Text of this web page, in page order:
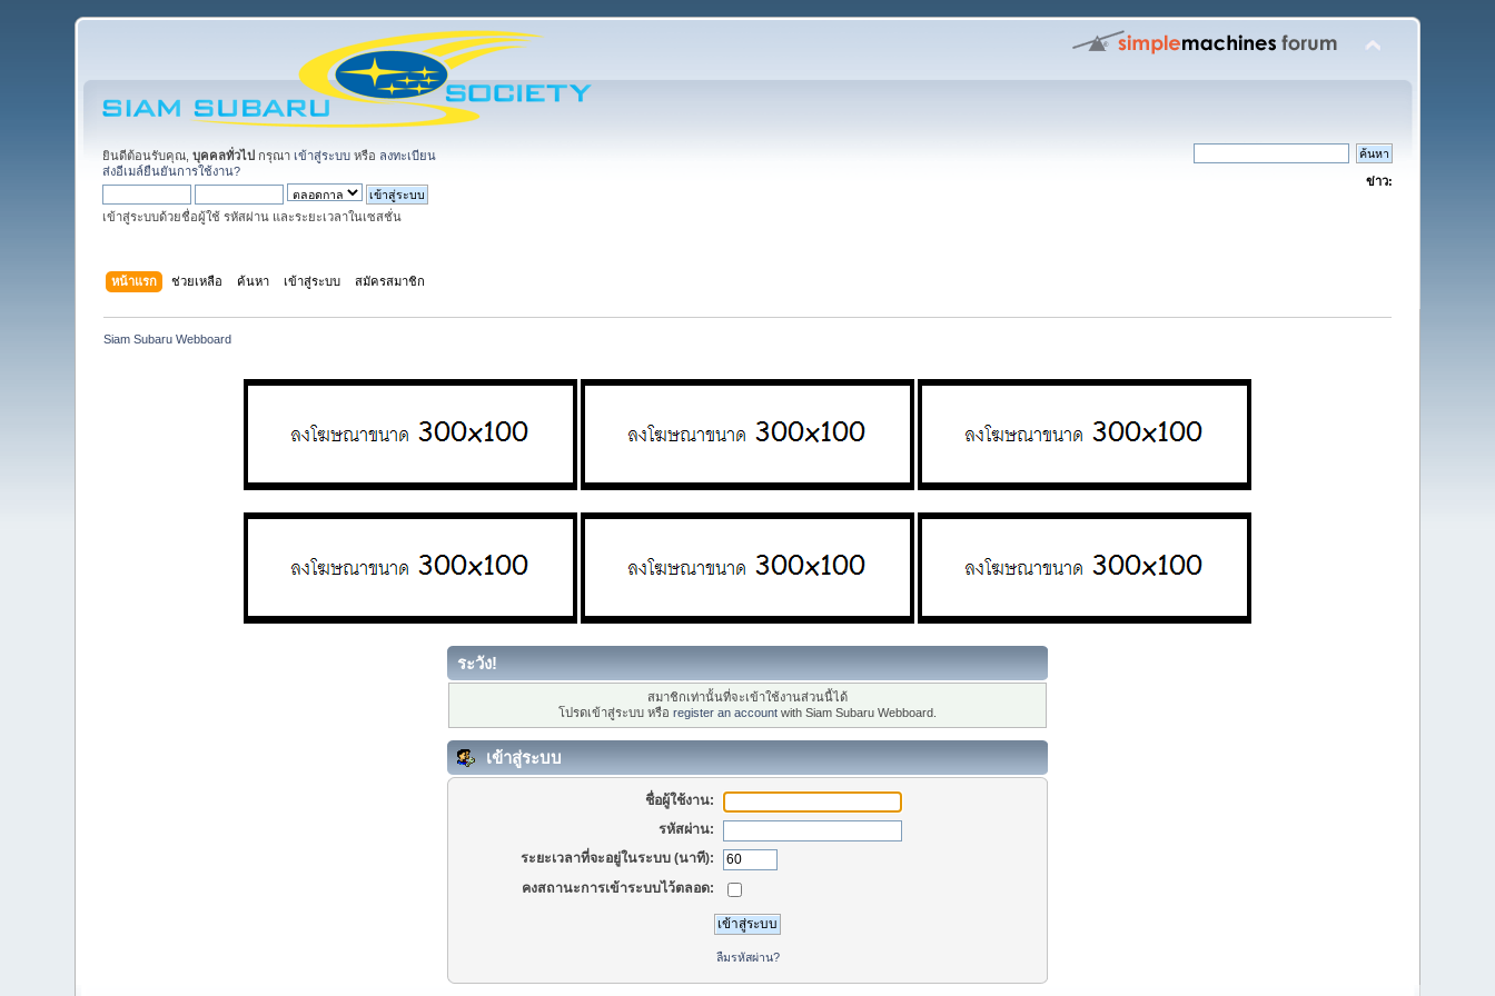
ยินดีต้อนรับคุณ,บุคคลทั่วไป กรุณา เข้าสู่ระบบ หรือ ลงทะเบียน
ส่งอีเมล์ยืนยันการใช้งาน?
เข้าสู่ระบบด้วยชื่อผู้ใช้ รหัสผ่าน และระยะเวลาในเซสชั่น
ข่าว:
หน้าแรก ช่วยเหลือ ค้นหา เข้าสู่ระบบ สมัครสมาชิก
Siam Subaru Webboard
ระวัง!
สมาชิกเท่านั้นที่จะเข้าใช้งานส่วนนี้ได้
โปรดเข้าสู่ระบบ หรือ register an account with Siam Subaru Webboard.
เข้าสู่ระบบ
ชื่อผู้ใช้งาน:
รหัสผ่าน:
ระยะเวลาที่จะอยู่ในระบบ (นาที):
คงสถานะการเข้าระบบไว้ตลอด:
ลืมรหัสผ่าน?